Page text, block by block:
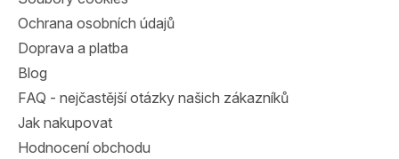
Ochrana osobních údajů
Doprava a platba
Blog
FAQ - nejčastější otázky našich zákazníků
Jak nakupovat
Hodnocení obchodu